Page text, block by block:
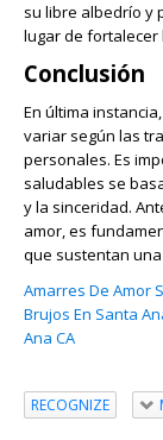
su libre albedrío y
lugar de fortalecer
Conclusión
En última
variar según las
personales. Es
saludables se
y la sinceridad.
amor, es
que sustentan
Amarres De Amor
Brujos En Santa
Ana CA
RECOGNIZE